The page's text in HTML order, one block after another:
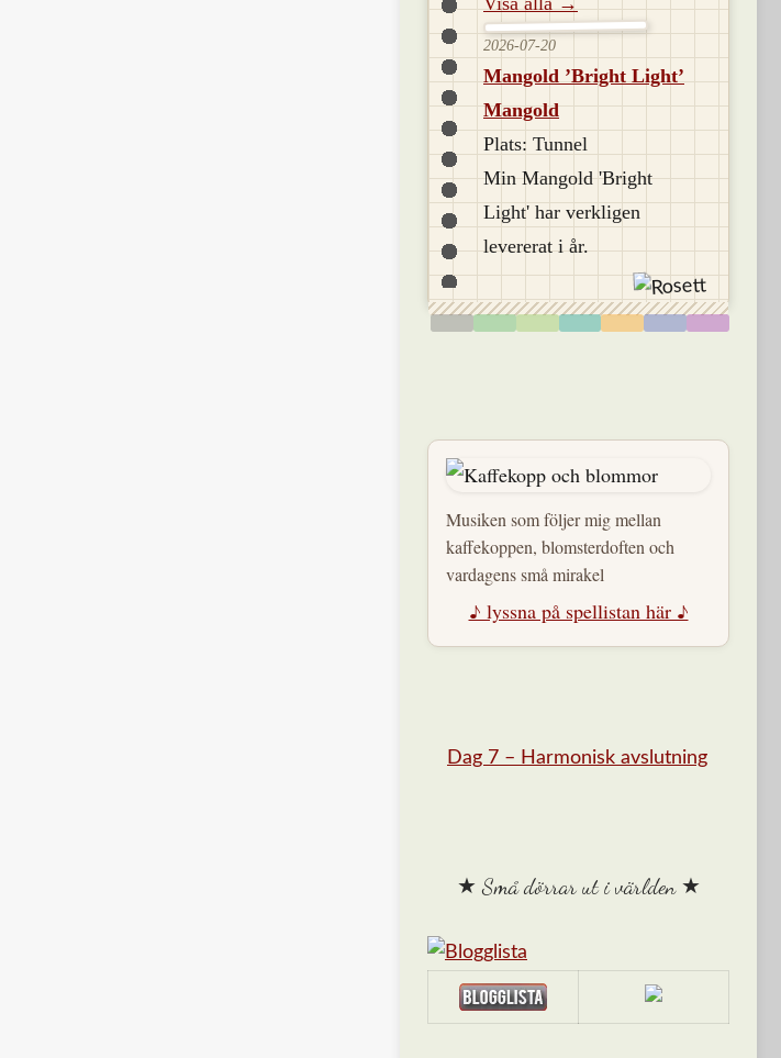
2026-07-20
Mangold ’Bright Light’
Mangold
Plats: Tunnel
Min Mangold 'Bright
Light' har verkligen
levererat i år.
Musiken som följer mig mellan
kaffekoppen, blomsterdoften och
vardagens små mirakel
♪ lyssna på spellistan här ♪
Dag 7 – Harmonisk avslutning
★ Små dörrar ut i världen ★